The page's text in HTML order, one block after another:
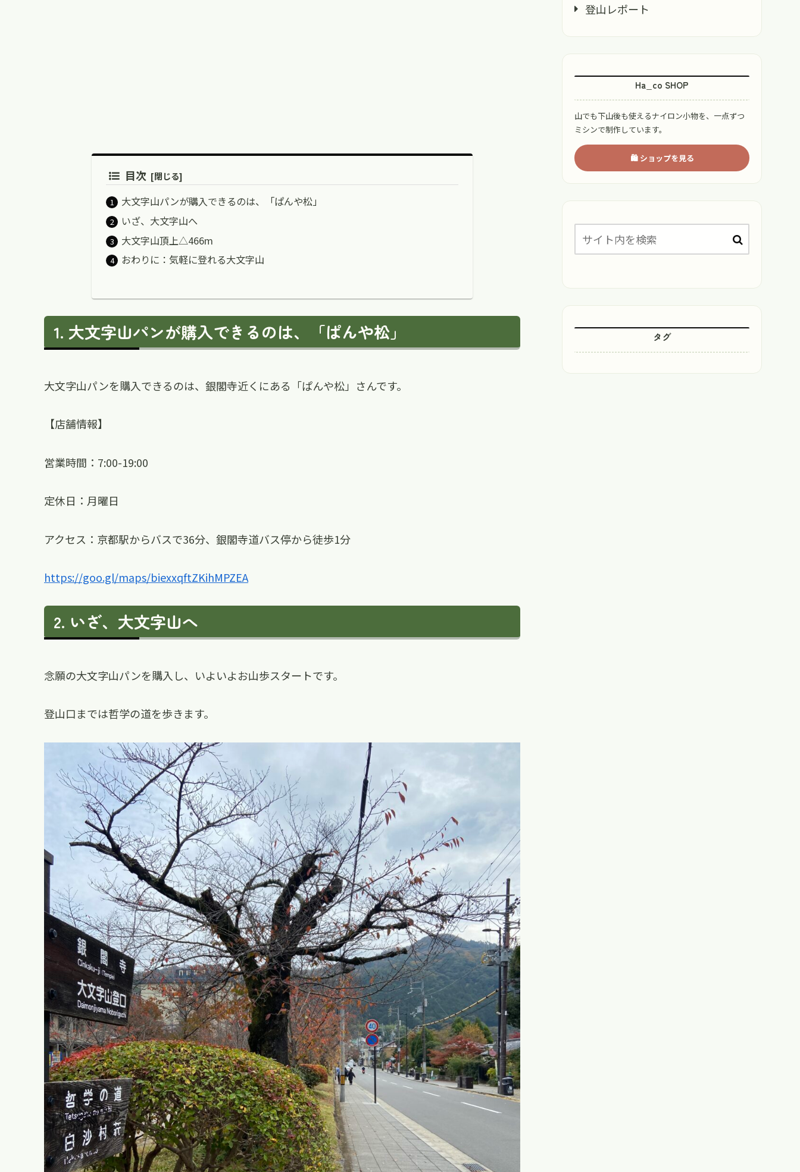
目次
大文字山パンが購入できるのは、「ぱんや松」
いざ、大文字山へ
大文字山頂上△466m
おわりに：気軽に登れる大文字山
大文字山パンが購入できるのは、「ぱんや松」
大文字山パンを購入できるのは、銀閣寺近くにある「ぱんや松」さんです。
【店舗情報】
営業時間：7:00-19:00
定休日：月曜日
アクセス：京都駅からバスで36分、銀閣寺道バス停から徒歩1分
https://goo.gl/maps/biexxqftZKihMPZEA
いざ、大文字山へ
念願の大文字山パンを購入し、いよいよお山歩スタートです。
登山口までは哲学の道を歩きます。
登山レポート
Ha_co SHOP
山でも下山後も使えるナイロン小物を、一点ずつ
ミシンで制作しています。
🛍 ショップを見る
タグ